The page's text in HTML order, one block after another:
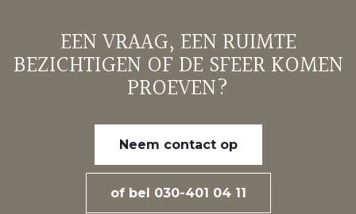
EEN VRAAG, EEN RUIMTE
BEZICHTIGEN OF DE SFEER KOMEN
PROEVEN?
Neem contact op
of bel 030-401 04 11